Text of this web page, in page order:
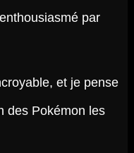
par
et je pense
des Pokémon les